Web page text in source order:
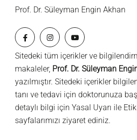
Prof. Dr. Süleyman Engin Akhan
Sitedeki tüm içerikler ve
makaleler, Prof. Dr. Süleyman
yazılmıştır. Sitedeki içerikler
tanı ve tedavi için doktorunuza
detaylı bilgi için Yasal Uyarı ile
sayfalarımızı ziyaret ediniz.